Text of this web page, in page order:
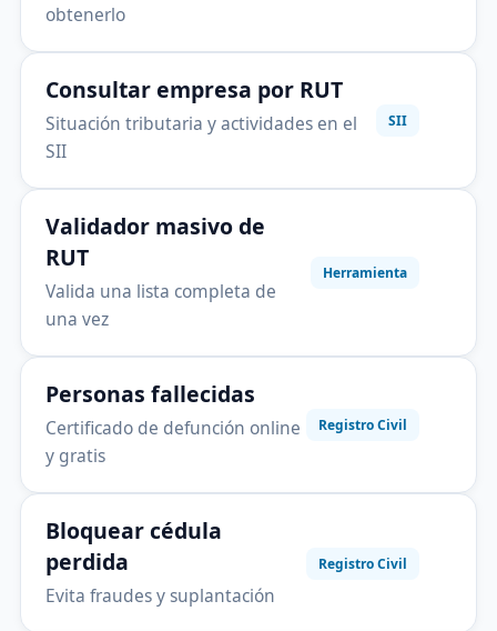
obtenerlo
Consultar empresa por RUT
Situación tributaria y actividades en el
SII
SII
Validador masivo de
RUT
Valida una lista completa de
una vez
Herramienta
Personas fallecidas
Certificado de defunción online
y gratis
Registro Civil
Bloquear cédula
perdida
Evita fraudes y suplantación
Registro Civil